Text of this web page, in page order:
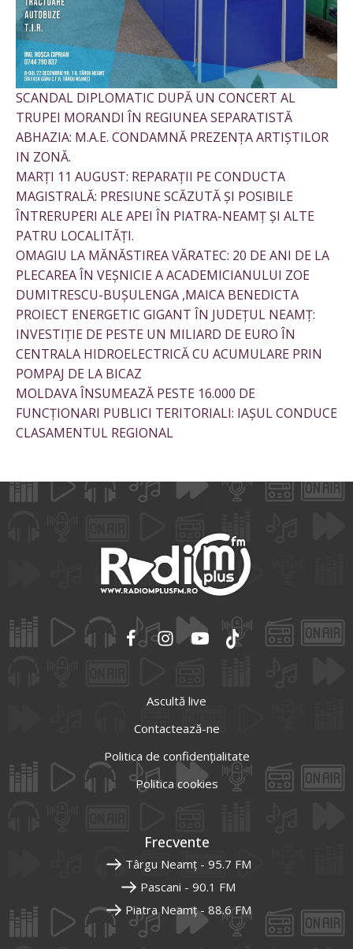
SCANDAL DIPLOMATIC DUPĂ UN CONCERT AL
TRUPEI MORANDI ÎN REGIUNEA SEPARATISTĂ
ABHAZIA: M.A.E. CONDAMNĂ PREZENȚA ARTIȘTILOR
IN ZONĂ.
MARȚI 11 AUGUST: REPARAȚII PE CONDUCTA
MAGISTRALĂ: PRESIUNE SCĂZUTĂ ȘI POSIBILE
ÎNTRERUPERI ALE APEI ÎN PIATRA-NEAMȚ ȘI ALTE
PATRU LOCALITĂȚI.
OMAGIU LA MĂNĂSTIREA VĂRATEC: 20 DE ANI DE LA
PLECAREA ÎN VEȘNICIE A ACADEMICIANULUI ZOE
DUMITRESCU-BUȘULENGA ,MAICA BENEDICTA
PROIECT ENERGETIC GIGANT ÎN JUDEȚUL NEAMȚ:
INVESTIȚIE DE PESTE UN MILIARD DE EURO ÎN
CENTRALA HIDROELECTRICĂ CU ACUMULARE PRIN
POMPAJ DE LA BICAZ
MOLDAVA ÎNSUMEAZĂ PESTE 16.000 DE
FUNCȚIONARI PUBLICI TERITORIALI: IAȘUL CONDUCE
CLASAMENTUL REGIONAL
Ascultă live
Contactează-ne
Politica de confidențialitate
Politica cookies
Frecvente
Târgu Neamț - 95.7 FM
Pascani - 90.1 FM
Piatra Neamț - 88.6 FM